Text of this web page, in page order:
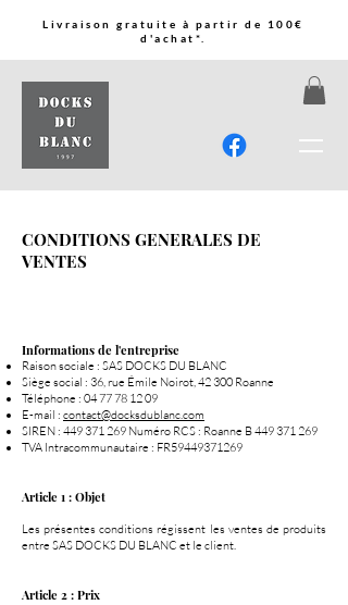
Livraison gratuite à partir de 100€
d'achat*.
CONDITIONS GENERALES DE
VENTES
Informations de l'entreprise
Raison sociale : SAS DOCKS DU BLANC
Siège social : 36, rue Émile Noirot, 42 300 Roanne
Téléphone : 04 77 78 12 09
E-mail : contact@docksdublanc.com
SIREN : 449 371 269 Numéro RCS : Roanne B449 371 269
TVA Intracommunautaire : FR59449371269
Article 1 : Objet
Les présentes conditions régissent les ventes de produits
entre SAS DOCKS DU BLANC et le client.
Article 2 : Prix